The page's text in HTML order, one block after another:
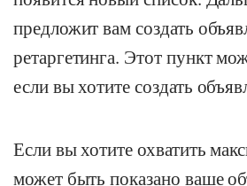
предложит вам создать
ретаргетинга. Этот пункт
если вы хотите создать
Если вы хотите охватить
может быть показано ваше